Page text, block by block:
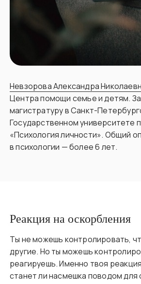
Невзорова Александра
Центра помощи семье и детям.
магистратуру в Санкт-
Государственном университете
«Психология личности». Общий
в психологии — более 6 лет.
Реакция на оскорбления
Ты не можешь контролировать,
другие. Но ты можешь
реагируешь. Именно твоя
станет ли насмешка поводом для